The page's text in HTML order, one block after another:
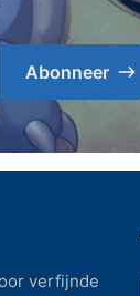
Abonneer
verfijnde